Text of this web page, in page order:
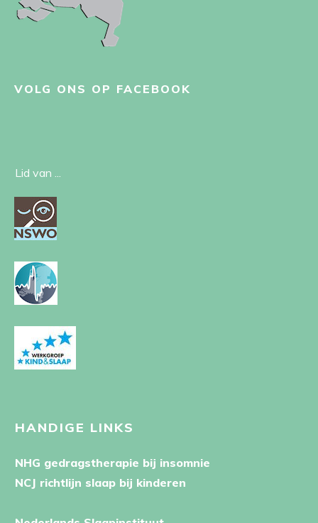
VOLG ONS OP FACEBOOK
Lid van ...
HANDIGE LINKS
NHG gedragstherapie bij insomnie
NCJ richtlijn slaap bij kinderen